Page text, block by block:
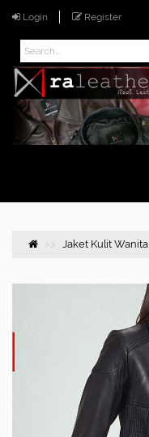
Login Register
Jaket Kulit Wanita